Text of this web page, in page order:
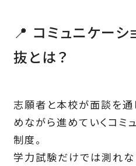
📍 コミュニケー
抜とは？
志願者と本校が面談を通
めながら進めていくコミ
制度。
学力試験だけでは測れない